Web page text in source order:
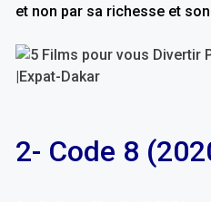
et non par sa richesse et
2- Code 8